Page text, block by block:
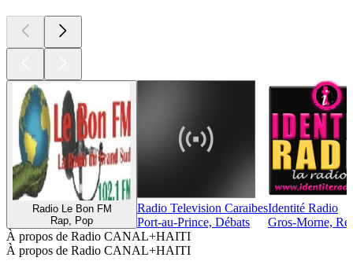
Radio Le Bon FM
Rap, Pop
Radio Television Caraibes
Port-au-Prince, Débats
Identité Radio
Gros-Morne,
À propos de Radio CANAL+HAITI
À propos de Radio CANAL+HAITI